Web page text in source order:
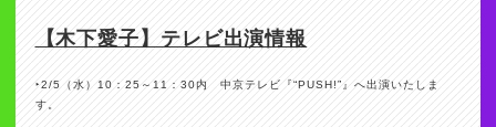
【木下愛子】テレビ出演情報
‣2/5（水）10：25～11：30内 中京テレビ『“PUSH!”』へ出演いたしま
す。